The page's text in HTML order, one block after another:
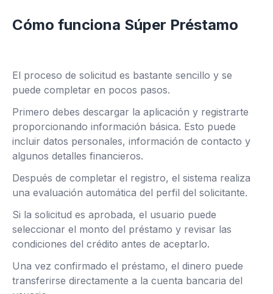
Cómo funciona Súper Préstamo
El proceso de solicitud es bastante sencillo y se
puede completar en pocos pasos.
Primero debes descargar la aplicación y registrarte
proporcionando información básica. Esto puede
incluir datos personales, información de contacto y
algunos detalles financieros.
Después de completar el registro, el sistema realiza
una evaluación automática del perfil del solicitante.
Si la solicitud es aprobada, el usuario puede
seleccionar el monto del préstamo y revisar las
condiciones del crédito antes de aceptarlo.
Una vez confirmado el préstamo, el dinero puede
transferirse directamente a la cuenta bancaria del